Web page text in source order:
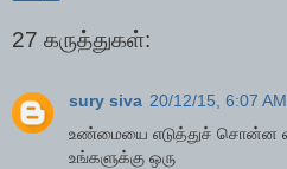
27 கருத்துகள்:
sury siva 20/12/15, 6:07 AM
உண்மையை எடுத்துச் சொன்ன
உங்களுக்கு ஒரு